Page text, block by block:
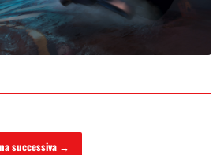
successiva →